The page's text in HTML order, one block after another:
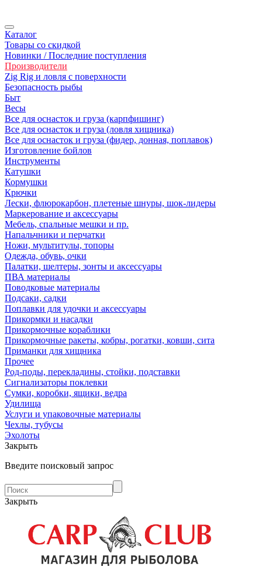
Каталог
Товары со скидкой
Новинки / Последние поступления
Производители
Zig Rig и ловля с поверхности
Безoпасность рыбы
Быт
Весы
Все для оснасток и груза (карпфишинг)
Все для оснасток и груза (ловля хищника)
Все для оснасток и груза (фидер, донная, поплавок)
Изготовление бойлов
Инструменты
Катушки
Кормушки
Крючки
Лески, флюрокарбон, плетеные шнуры, шок-лидеры
Маркерование и аксессуары
Мебель, спальные мешки и пр.
Напальчники и перчатки
Ножи, мультитулы, топоры
Одежда, обувь, очки
Палатки, шелтеры, зонты и аксессуары
ПВА материалы
Поводковые материалы
Подсаки, садки
Поплавки для удочки и аксессуары
Прикормки и насадки
Прикормочные кораблики
Прикормочные ракеты, кобры, рогатки, ковши, сита
Приманки для хищника
Прочее
Род-поды, перекладины, стойки, подставки
Сигнализаторы поклевки
Сумки, коробки, ящики, ведра
Удилища
Услуги и упаковочные материалы
Чехлы, тубусы
Эхолоты
Закрыть
Введите поисковый запрос
Закрыть